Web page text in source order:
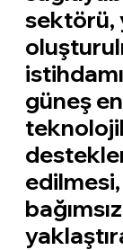
sektörü,
güneş